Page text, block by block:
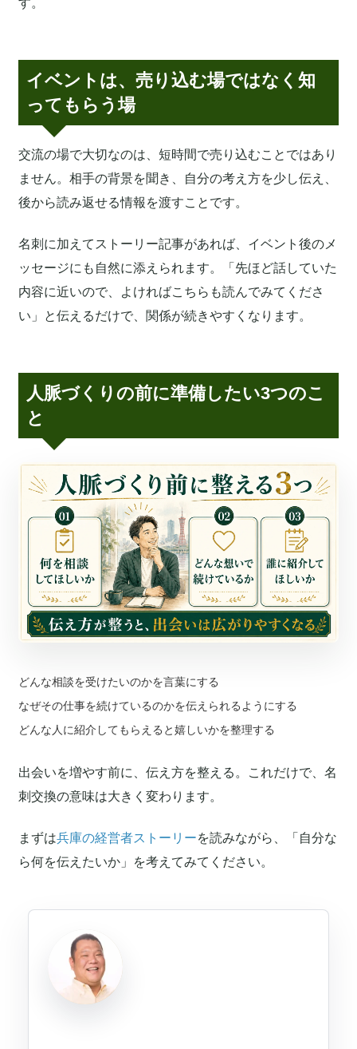
す。
イベントは、売り込む場ではなく知
ってもらう場
交流の場で大切なのは、短時間で売り込むことではあり
ません。相手の背景を聞き、自分の考え方を少し伝え、
後から読み返せる情報を渡すことです。
名刺に加えてストーリー記事があれば、イベント後のメ
ッセージにも自然に添えられます。「先ほど話していた
内容に近いので、よければこちらも読んでみてくださ
い」と伝えるだけで、関係が続きやすくなります。
人脈づくりの前に準備したい3つのこ
と
どんな相談を受けたいのかを言葉にする
なぜその仕事を続けているのかを伝えられるようにする
どんな人に紹介してもらえると嬉しいかを整理する
出会いを増やす前に、伝え方を整える。これだけで、名
刺交換の意味は大きく変わります。
まずは兵庫の経営者ストーリーを読みながら、「自分な
ら何を伝えたいか」を考えてみてください。